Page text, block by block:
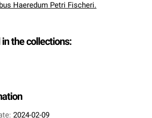
Haeredum Petri Fischeri.
the collections:
2024-02-09